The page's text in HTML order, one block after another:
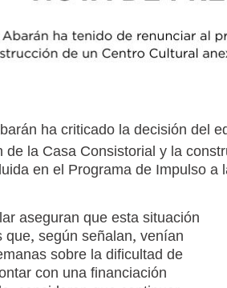
ha criticado la decisión del
la Casa Consistorial y la
en el Programa de Impulso
aseguran que esta situación
según señalan, venían
sobre la dificultad de
con una financiación